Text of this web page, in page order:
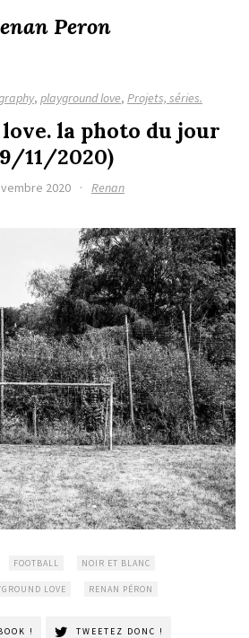
Peron
, playground love, Projets, séries.
la photo du jour
11/2020)
2020 · Renan
FOOTBALL NOIR ET BLANC
LOVE RENAN PÉRON
! TWEETEZ DONC !